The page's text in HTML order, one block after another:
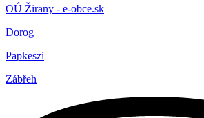
OÚ Žirany - e-obce.sk
Dorog
Papkeszi
Zábřeh